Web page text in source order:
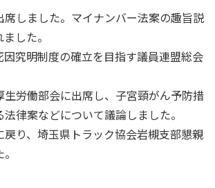
席しました。マイナンバー法案の趣旨説
した。
究明制度の確立を目指す議員連盟総会
生労働部会に出席し、子宮頸がん予防措
律案などについて議論しました。
り、埼玉県トラック協会岩槻支部懇親